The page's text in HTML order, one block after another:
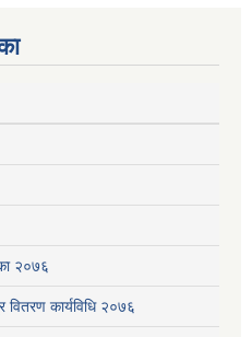
२०७६
कार्यविधि २०७६